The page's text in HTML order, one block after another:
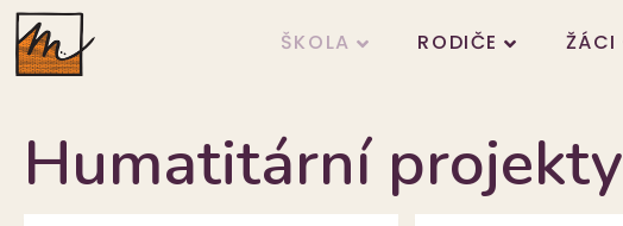
ŠKOLA RODIČE ŽÁCI
Humatitární projekty